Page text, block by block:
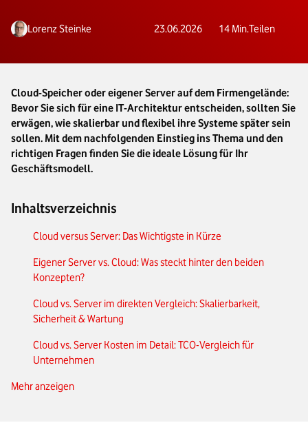
Lorenz Steinke 23.06.2026 14 Min.Teilen
Cloud-Speicher oder eigener Server auf dem Firmengelände:
Bevor Sie sich für eine IT-Architektur entscheiden, sollten Sie
erwägen, wie skalierbar und flexibel ihre Systeme später sein
sollen. Mit dem nachfolgenden Einstieg ins Thema und den
richtigen Fragen finden Sie die ideale Lösung für Ihr
Geschäftsmodell.
Inhaltsverzeichnis
Cloud versus Server: Das Wichtigste in Kürze
Eigener Server vs. Cloud: Was steckt hinter den beiden
Konzepten?
Cloud vs. Server im direkten Vergleich: Skalierbarkeit,
Sicherheit & Wartung
Cloud vs. Server Kosten im Detail: TCO-Vergleich für
Unternehmen
Cloud oder eigener Server? Entscheidungshilfe nach
Mehr anzeigen